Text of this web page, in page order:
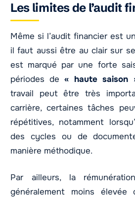
Les limites de l’audit
Même si l’audit financier est
il faut aussi être au clair sur
est marqué par une forte
périodes de« haute saison
travail peut être très
carrière, certaines tâches
répétitives, notamment
des cycles ou de
manière méthodique.
Par ailleurs, la
généralement moins élevée